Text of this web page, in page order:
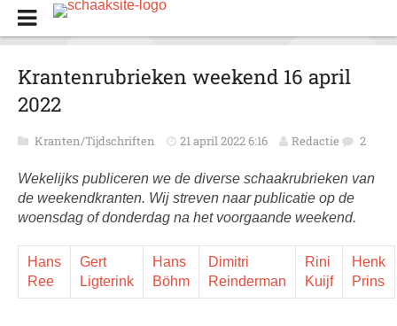
Krantenrubrieken weekend 16 april
2022
Kranten/Tijdschriften 21 april 2022 6:16 Redactie 2
Wekelijks publiceren we de diverse schaakrubrieken van
de weekendkranten. Wij streven naar publicatie op de
woensdag of donderdag na het voorgaande weekend.
Hans
Ree
Gert
Ligterink
Hans
Böhm
Dimitri
Reinderman
Rini
Kuijf
Henk
Prins